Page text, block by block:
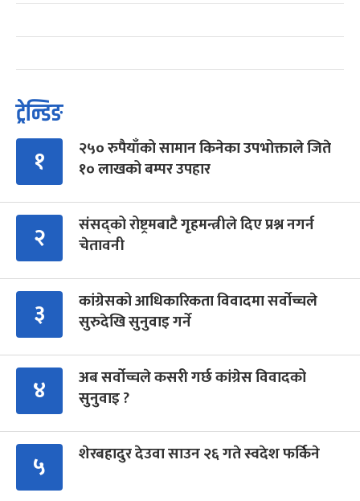
ट्रेन्डिङ
१
२५० रुपैयाँको सामान किनेका उपभोक्ताले जिते
१० लाखको बम्पर उपहार
२
संसद्को रोष्ट्रमबाटै गृहमन्त्रीले दिए प्रश्न नगर्न
चेतावनी
३
कांग्रेसको आधिकारिकता विवादमा सर्वोच्चले
सुरुदेखि सुनुवाइ गर्ने
४
अब सर्वोच्चले कसरी गर्छ कांग्रेस विवादको
सुनुवाइ ?
५ शेरबहादुर देउवा साउन २६ गते स्वदेश फर्किने